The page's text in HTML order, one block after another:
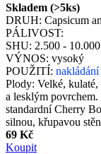
Skladem (>5ks)
DRUH: Capsicum
PÁLIVOST:
SHU: 2.500 - 10.000
VÝNOS: vysoký
POUŽITÍ:
Plody: Velké,
a lesklým
standardní Cherry
silnou, křupavou
69 Kč
Koupit